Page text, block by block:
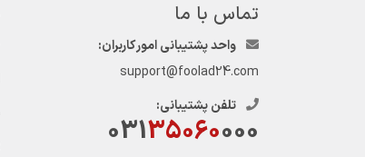
تماس با ما
واحد پشتیبانی امور کاربران:
support@foolad24.com
تلفن پشتیبانی:
03135060000